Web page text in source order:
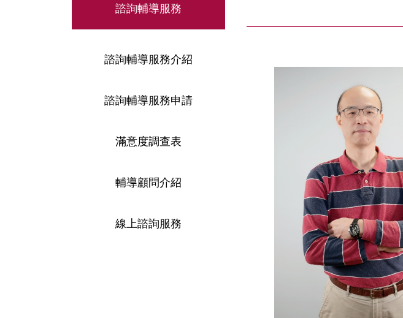
諮詢輔導服務
諮詢輔導服務介紹
諮詢輔導服務申請
滿意度調查表
輔導顧問介紹
線上諮詢服務